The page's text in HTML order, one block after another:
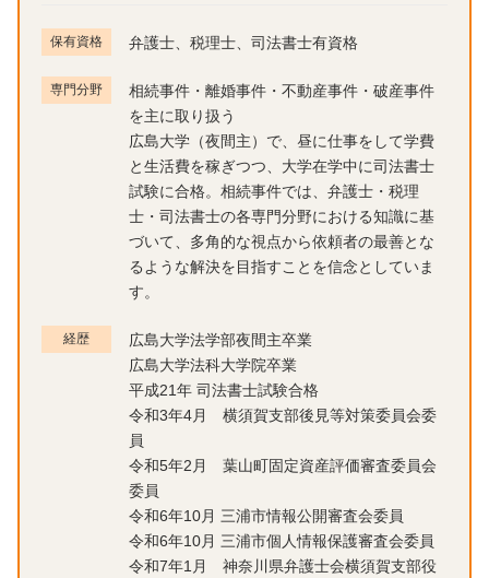
保有資格 弁護士、税理士、司法書士有資格
専門分野
相続事件・離婚事件・不動産事件・破産事件
を主に取り扱う
広島大学（夜間主）で、昼に仕事をして学費
と生活費を稼ぎつつ、大学在学中に司法書士
試験に合格。相続事件では、弁護士・税理
士・司法書士の各専門分野における知識に基
づいて、多角的な視点から依頼者の最善とな
るような解決を目指すことを信念としていま
す。
経歴
広島大学法学部夜間主卒業
広島大学法科大学院卒業
平成21年 司法書士試験合格
令和3年4月 横須賀支部後見等対策委員会委
員
令和5年2月 葉山町固定資産評価審査委員会
委員
令和6年10月 三浦市情報公開審査会委員
令和6年10月 三浦市個人情報保護審査会委員
令和7年1月 神奈川県弁護士会横須賀支部役